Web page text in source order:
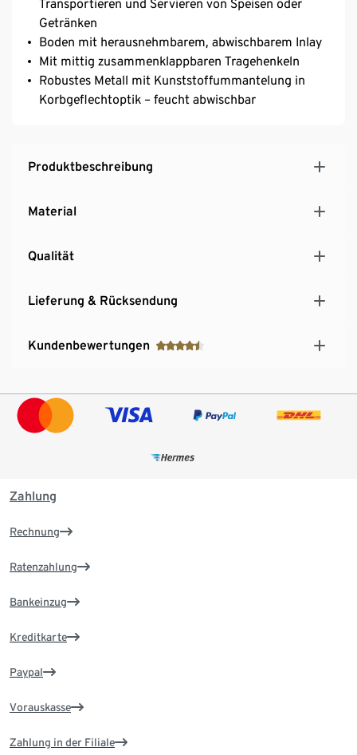
Transportieren und Servieren von Speisen oder
Getränken
Boden mit herausnehmbarem, abwischbarem Inlay
Mit mittig zusammenklappbaren Tragehenkeln
Robustes Metall mit Kunststoffummantelung in
Korbgeflechtoptik – feucht abwischbar
Produktbeschreibung
Material
Qualität
Lieferung & Rücksendung
Kundenbewertungen
Zahlung
Rechnung
Ratenzahlung
Bankeinzug
Kreditkarte
Paypal
Vorauskasse
Zahlung in der Filiale